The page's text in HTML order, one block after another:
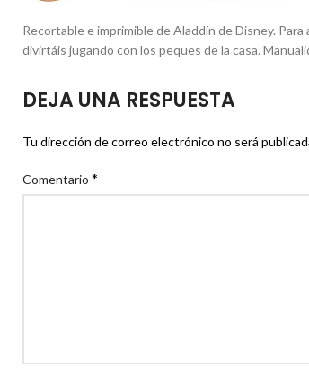
Recortable e imprimible de Aladdín de Disney.
divirtáis jugando con los peques de la casa.
DEJA UNA RESPUESTA
Tu dirección de correo electrónico no será
Comentario *